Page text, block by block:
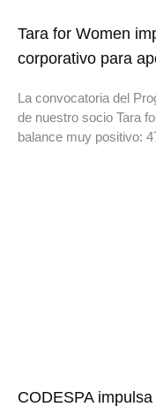
Tara for Women
corporativo para
La convocatoria del
de nuestro socio Tara
balance muy positivo:
CODESPA